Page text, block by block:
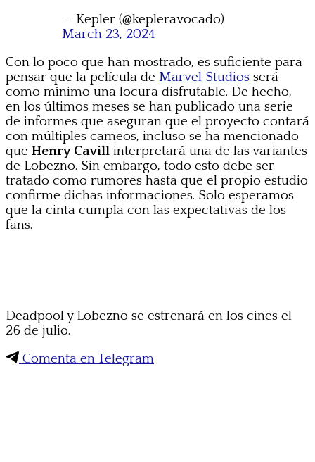
— Kepler (@kepleravocado)
March 23, 2024
Con lo poco que han mostrado, es suficiente para
pensar que la película de Marvel Studios será
como mínimo una locura disfrutable. De hecho,
en los últimos meses se han publicado una serie
de informes que aseguran que el proyecto contará
con múltiples cameos, incluso se ha mencionado
que Henry Cavill interpretará una de las variantes
de Lobezno. Sin embargo, todo esto debe ser
tratado como rumores hasta que el propio estudio
confirme dichas informaciones. Solo esperamos
que la cinta cumpla con las expectativas de los
fans.
Deadpool y Lobezno se estrenará en los cines el
26 de julio.
Comenta en Telegram